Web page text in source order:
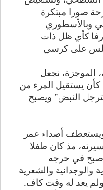
صورا مبتكرة
وبالأسطوري
كأي ظل ذات
على كرسي
الموجزة، تجعل
يستقيل المرء من
النبض" ويصبح
أصداء عمر
مذ كان طفلا
في حرجه
والشعرية
يعد له وقت كاف.